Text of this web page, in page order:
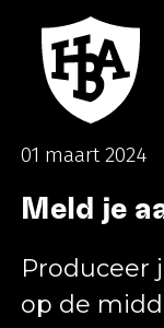
01 maart 2024
Meld je
Produceer
op de